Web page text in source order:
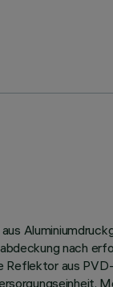
nach
aus